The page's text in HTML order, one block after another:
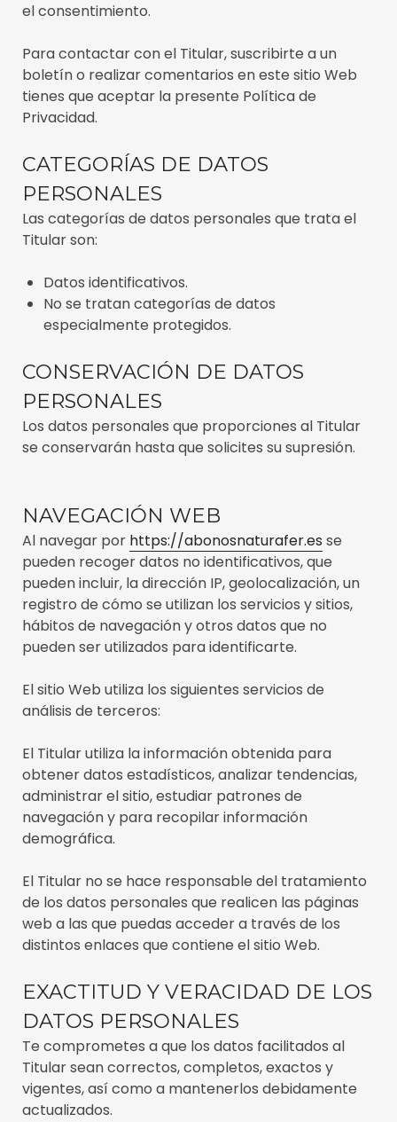
el consentimiento.
Para contactar con el Titular, suscribirte a un
boletín o realizar comentarios en este sitio Web
tienes que aceptar la presente Política de
Privacidad.
CATEGORÍAS DE DATOS
PERSONALES
Las categorías de datos personales que trata el
Titular son:
Datos identificativos.
No se tratan categorías de datos
especialmente protegidos.
CONSERVACIÓN DE DATOS
PERSONALES
Los datos personales que proporciones al Titular
se conservarán hasta que solicites su supresión.
NAVEGACIÓN WEB
Al navegar por https://abonosnaturafer.es se
pueden recoger datos no identificativos, que
pueden incluir, la dirección IP, geolocalización, un
registro de cómo se utilizan los servicios y sitios,
hábitos de navegación y otros datos que no
pueden ser utilizados para identificarte.
El sitio Web utiliza los siguientes servicios de
análisis de terceros:
El Titular utiliza la información obtenida para
obtener datos estadísticos, analizar tendencias,
administrar el sitio, estudiar patrones de
navegación y para recopilar información
demográfica.
El Titular no se hace responsable del tratamiento
de los datos personales que realicen las páginas
web a las que puedas acceder a través de los
distintos enlaces que contiene el sitio Web.
EXACTITUD Y VERACIDAD DE LOS
DATOS PERSONALES
Te comprometes a que los datos facilitados al
Titular sean correctos, completos, exactos y
vigentes, así como a mantenerlos debidamente
actualizados.